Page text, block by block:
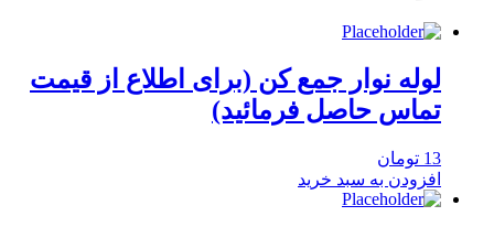
لوله نوار جمع کن (برای اطلاع از قیمت
تماس حاصل فرمائید)
13 تومان
افزودن به سبد خرید